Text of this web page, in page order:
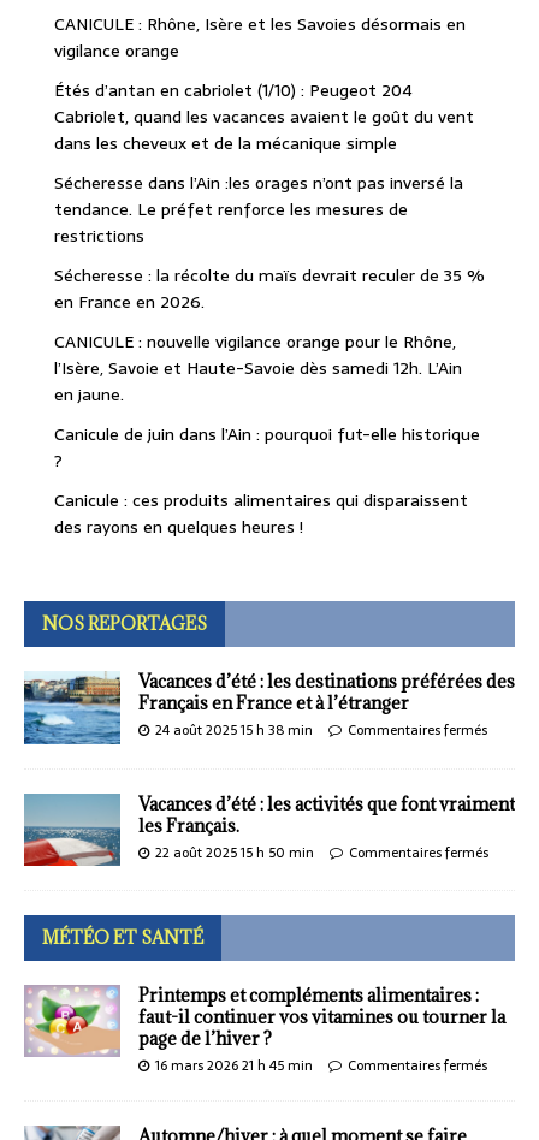
CANICULE : Rhône, Isère et les Savoies désormais en
vigilance orange
Étés d’antan en cabriolet (1/10) : Peugeot 204
Cabriolet, quand les vacances avaient le goût du vent
dans les cheveux et de la mécanique simple
Sécheresse dans l’Ain :les orages n’ont pas inversé la
tendance. Le préfet renforce les mesures de
restrictions
Sécheresse : la récolte du maïs devrait reculer de 35 %
en France en 2026.
CANICULE : nouvelle vigilance orange pour le Rhône,
l’Isère, Savoie et Haute-Savoie dès samedi 12h. L’Ain
en jaune.
Canicule de juin dans l’Ain : pourquoi fut-elle historique
?
Canicule : ces produits alimentaires qui disparaissent
des rayons en quelques heures !
NOS REPORTAGES
Vacances d’été : les destinations préférées des
Français en France et à l’étranger
24 août 2025 15 h 38 min Commentaires fermés
Vacances d’été : les activités que font vraiment
les Français.
22 août 2025 15 h 50 min Commentaires fermés
MÉTÉO ET SANTÉ
Printemps et compléments alimentaires :
faut-il continuer vos vitamines ou tourner la
page de l’hiver ?
16 mars 2026 21 h 45 min Commentaires fermés
Automne/hiver : à quel moment se faire